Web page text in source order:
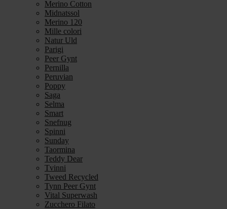
Merino Cotton
Midnatssol
Merino 120
Mille colori
Natur Uld
Parigi
Peer Gynt
Pernilla
Peruvian
Poppy
Saga
Selma
Smart
Snefnug
Spinni
Sunday
Taormina
Teddy Dear
Tvinni
Tweed Recycled
Tynn Peer Gynt
Vital Superwash
Zucchero Filato